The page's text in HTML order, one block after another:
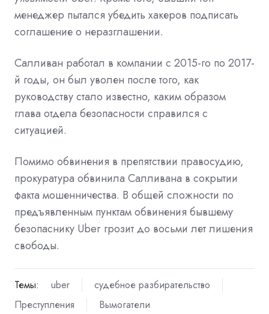
менеджер пытался убедить хакеров подписать
соглашение о неразглашении.
Салливан работал в компании с 2015-го по 2017-
й годы, он был уволен после того, как
руководству стало известно, каким образом
глава отдела безопасности справился с
ситуацией.
Помимо обвинения в препятствии правосудию,
прокуратура обвинила Салливана в сокрытии
факта мошенничества. В общей сложности по
предъявленным пунктам обвинения бывшему
безопаснику Uber грозит до восьми лет лишения
свободы.
Темы: uber
судебное разбирательство
Преступления
Вымогатели